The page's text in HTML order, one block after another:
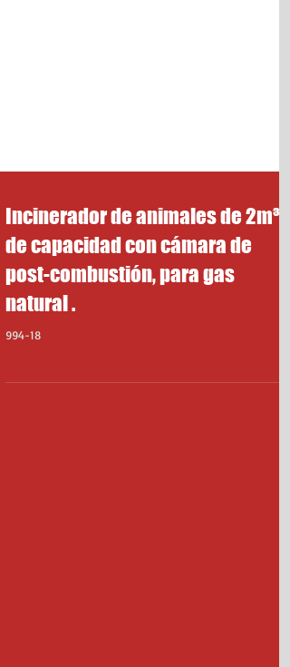
Incinerador de animales de 2m³
de capacidad con cámara de
post-combustión, para gas
natural .